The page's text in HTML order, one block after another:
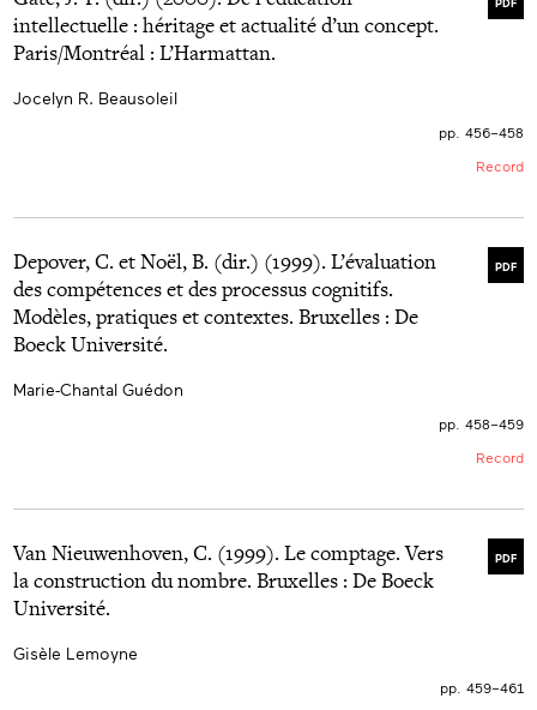
PDF
intellectuelle : héritage et actualité d’un concept.
Paris/Montréal : L’Harmattan.
Jocelyn R. Beausoleil
pp. 456–458
Record
PDF
Depover, C. et Noël, B. (dir.) (1999). L’évaluation
des compétences et des processus cognitifs.
Modèles, pratiques et contextes. Bruxelles : De
Boeck Université.
Marie-Chantal Guédon
pp. 458–459
Record
PDF
Van Nieuwenhoven, C. (1999). Le comptage. Vers
la construction du nombre. Bruxelles : De Boeck
Université.
Gisèle Lemoyne
pp. 459–461